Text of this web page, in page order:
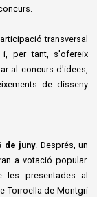
transversal
per tant, s'ofereix
al concurs d'idees,
de disseny
de juny. Després, un
a votació popular.
les presentades al
Torroella de Montgrí